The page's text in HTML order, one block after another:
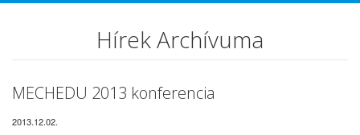
Hírek Archívuma
MECHEDU 2013 konferencia
2013.12.02.